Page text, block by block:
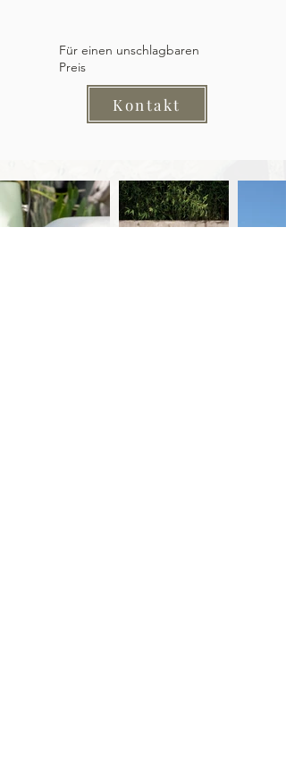
Für einen unschlagbaren
Preis
Kontakt